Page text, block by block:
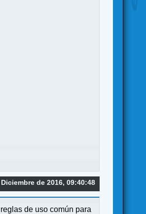
de 2016, 09:40:48
de uso común para